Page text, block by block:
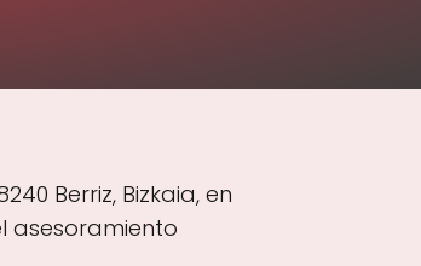
Berriz, Bizkaia, en
asesoramiento